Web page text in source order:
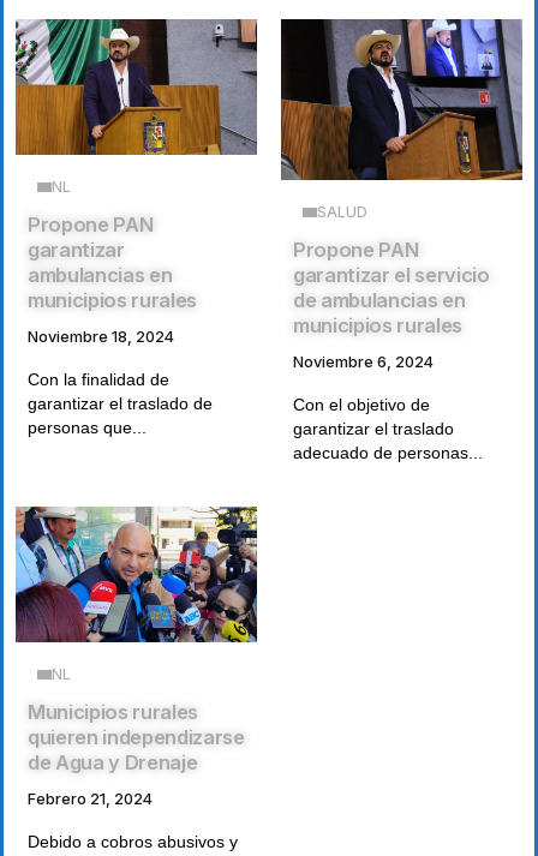
NL
Propone PAN
garantizar
ambulancias en
municipios rurales
Noviembre 18, 2024
Con la finalidad de
garantizar el traslado de
personas que...
SALUD
Propone PAN
garantizar el servicio
de ambulancias en
municipios rurales
Noviembre 6, 2024
Con el objetivo de
garantizar el traslado
adecuado de personas...
NL
Municipios rurales
quieren independizarse
de Agua y Drenaje
Febrero 21, 2024
Debido a cobros abusivos y